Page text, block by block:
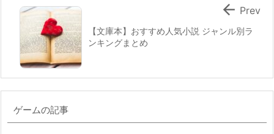
【文庫本】おすすめ人気小説 ジャンル別ラ
ンキングまとめ
 Prev
ゲームの記事